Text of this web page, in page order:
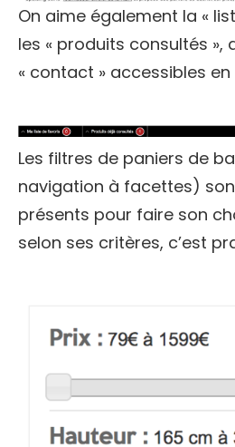
On aime également la «
les « produits consultés »,
« contact » accessibles
Les filtres de paniers de
navigation à facettes)
présents pour faire son
selon ses critères, c’est